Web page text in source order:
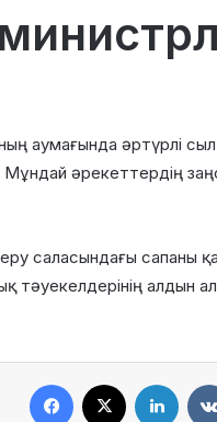
аумағында әртүрлі
әрекеттердің
саласындағы сапаны
тәуекелдерінің алдын
Facebook